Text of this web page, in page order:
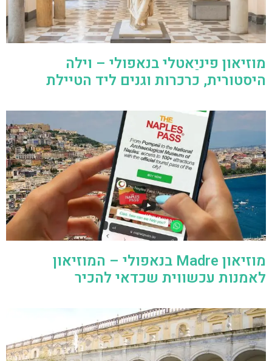
מוזיאון פיניַאטלי בנאפולי – וילה
היסטורית, כרכרות וגנים ליד הטיילת
מוזיאון Madre בנאפולי – המוזיאון
לאמנות עכשווית שכדאי להכיר